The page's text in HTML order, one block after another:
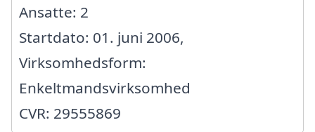
Ansatte: 2
Startdato: 01. juni 2006,
Virksomhedsform:
Enkeltmandsvirksomhed
CVR: 29555869